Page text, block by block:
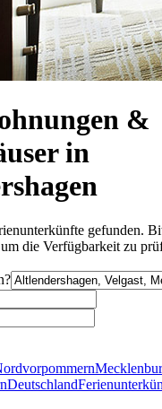
&
in
gefunden.
die Verfügbarkeit zu
Deutschland